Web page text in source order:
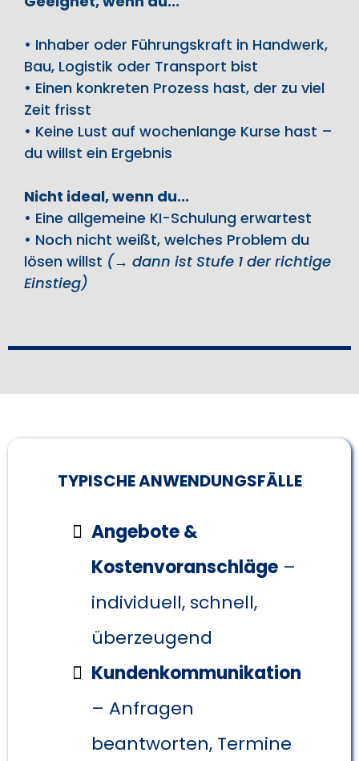
• Inhaber oder Führungskraft in Handwerk,
Bau, Logistik oder Transport bist
• Einen konkreten Prozess hast, der zu viel
Zeit frisst
• Keine Lust auf wochenlange Kurse hast –
du willst ein Ergebnis
Nicht ideal, wenn du...
• Eine allgemeine KI-Schulung erwartest
• Noch nicht weißt, welches Problem du
lösen willst (→ dann ist Stufe 1 der richtige
Einstieg)
TYPISCHE ANWENDUNGSFÄLLE
Angebote &
Kostenvoranschläge –
individuell, schnell,
überzeugend
Kundenkommunikation
– Anfragen
beantworten, Termine